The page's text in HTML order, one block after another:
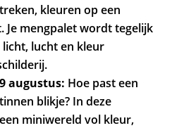
kleuren op een
Je mengpalet wordt tegelijk
lucht en kleur
augustus: Hoe past een
blikje? In deze
miniwereld vol kleur,